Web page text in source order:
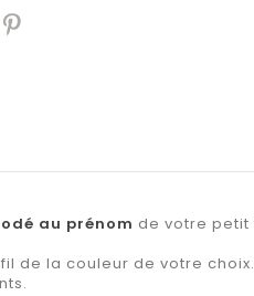
au prénom de votre petit
de la couleur de votre